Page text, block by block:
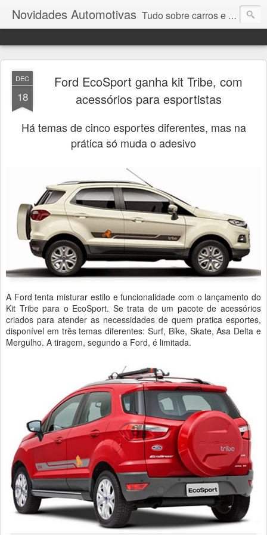
Novidades Automotivas Tudo sobre carros e motores
DEC
18
Ford EcoSport ganha kit Tribe, com
acessórios para esportistas
Há temas de cinco esportes diferentes, mas na
prática só muda o adesivo
A Ford tenta misturar estilo e funcionalidade com o lançamento do
Kit Tribe para o EcoSport. Se trata de um pacote de acessórios
criados para atender as necessidades de quem pratica esportes,
disponível em três temas diferentes: Surf, Bike, Skate, Asa Delta e
Mergulho. A tiragem, segundo a Ford, é limitada.